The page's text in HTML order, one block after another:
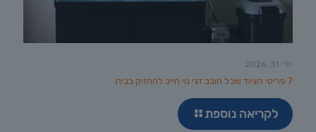
יולי 31, 2026
7 פריטי הציוד שכל חובב דגי נוי חייב להחזיק בבית
לקריאה נוספת